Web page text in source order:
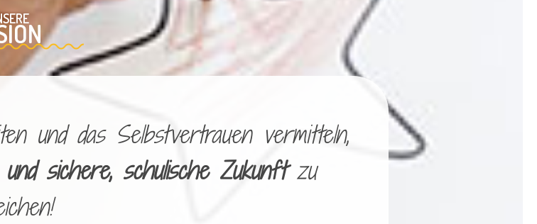
und das Selbstvertrauen vermitteln,
sichere, schulische Zukunftzu